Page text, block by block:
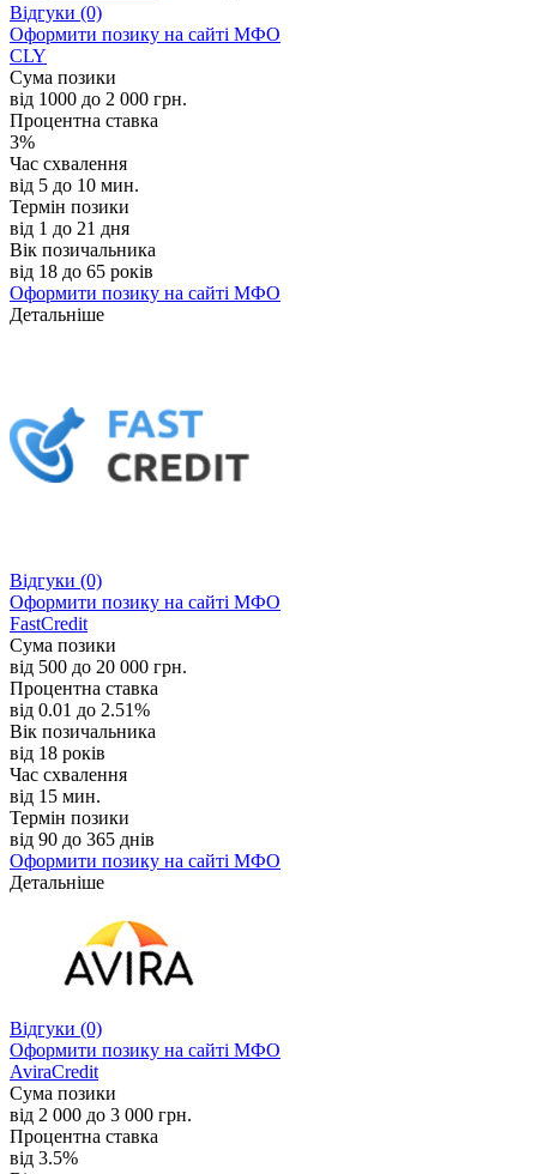
Відгуки (0)
Оформити позику на сайті МФО
CLY
Сума позики
від 1000 до 2 000 грн.
Процентна ставка
3%
Час схвалення
від 5 до 10 мин.
Термін позики
від 1 до 21 дня
Вік позичальника
від 18 до 65 років
Оформити позику на сайті МФО
Детальніше
Відгуки (0)
Оформити позику на сайті МФО
FastCredit
Сума позики
від 500 до 20 000 грн.
Процентна ставка
від 0.01 до 2.51%
Вік позичальника
від 18 років
Час схвалення
від 15 мин.
Термін позики
від 90 до 365 днів
Оформити позику на сайті МФО
Детальніше
Відгуки (0)
Оформити позику на сайті МФО
AviraCredit
Сума позики
від 2 000 до 3 000 грн.
Процентна ставка
від 3.5%